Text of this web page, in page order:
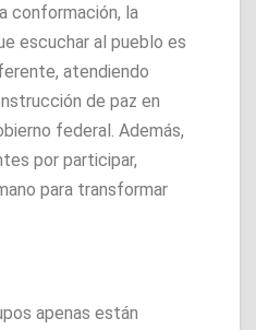
conformación, la
escuchar al pueblo es
atendiendo
de paz en
federal. Además,
por participar,
para transformar
apenas están